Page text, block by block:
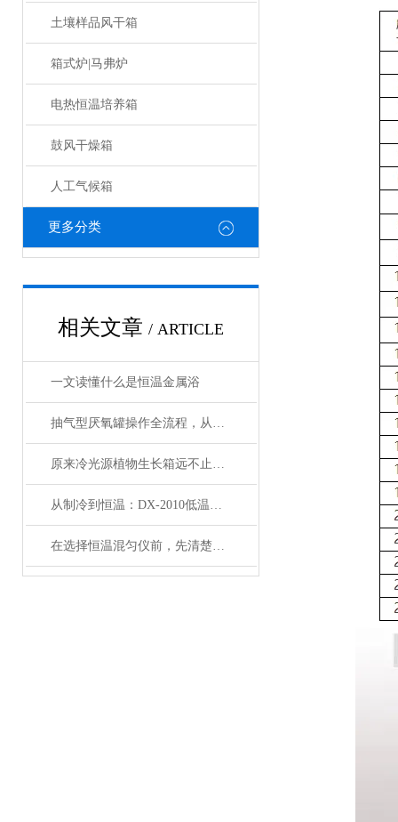
土壤样品风干箱
箱式炉|马弗炉
电热恒温培养箱
鼓风干燥箱
人工气候箱
更多分类
相关文章 / ARTICLE
一文读懂什么是恒温金属浴
抽气型厌氧罐操作全流程，从设备准备到微生物培养的标准化指南
原来冷光源植物生长箱远不止那么简单
从制冷到恒温：DX-2010低温恒温循环器的核心原理解析
在选择恒温混匀仪前，先清楚实验的需求